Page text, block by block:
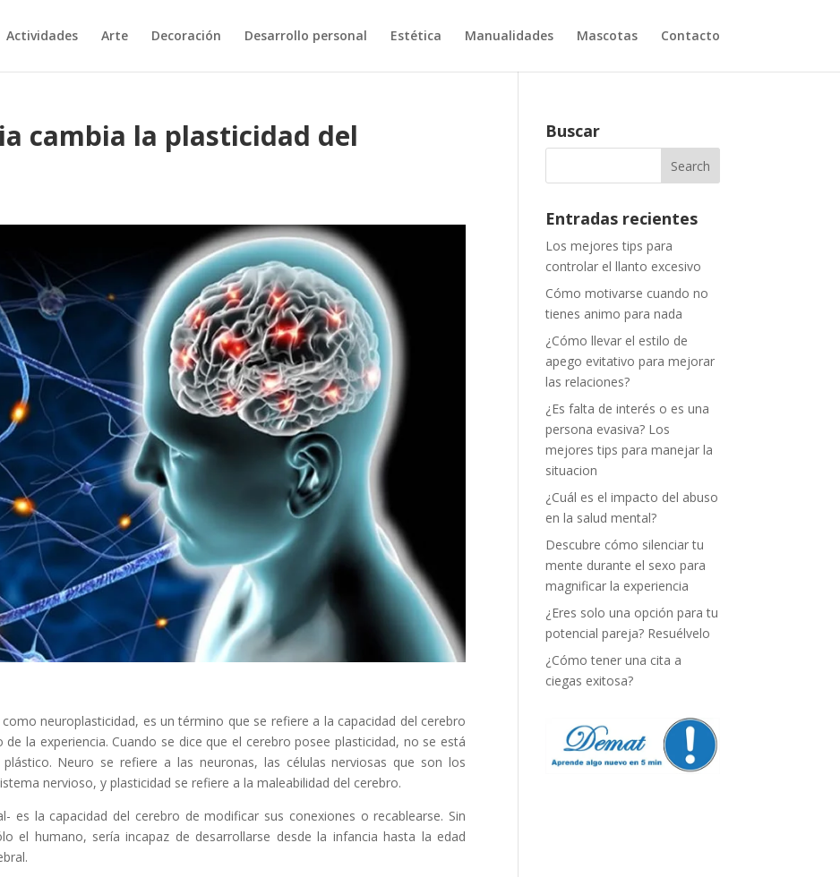
Actividades Arte Decoración Desarrollo personal Estética Manualidades Mascotas Contacto
cambia la plasticidad del
neuroplasticidad, es un término que se refiere a la capacidad del cerebro
la experiencia. Cuando se dice que el cerebro posee plasticidad, no se está
Neuro se refiere a las neuronas, las células nerviosas que son los
nervioso, y plasticidad se refiere a la maleabilidad del cerebro.
es la capacidad del cerebro de modificar sus conexiones o recablearse. Sin
el humano, sería incapaz de desarrollarse desde la infancia hasta la edad
Buscar
Entradas recientes
Los mejores tips para
controlar el llanto excesivo
Cómo motivarse cuando no
tienes animo para nada
¿Cómo llevar el estilo de
apego evitativo para mejorar
las relaciones?
¿Es falta de interés o es una
persona evasiva? Los
mejores tips para manejar la
situacion
¿Cuál es el impacto del abuso
en la salud mental?
Descubre cómo silenciar tu
mente durante el sexo para
magnificar la experiencia
¿Eres solo una opción para tu
potencial pareja? Resuélvelo
¿Cómo tener una cita a
ciegas exitosa?